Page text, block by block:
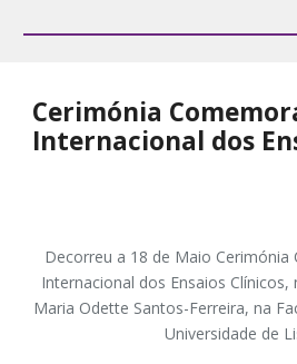
Cerimónia
Internacional dos
Decorreu a 18 de Maio
Internacional dos Ensaios Clínicos,
Maria Odette Santos-Ferreira, na
Universidade de